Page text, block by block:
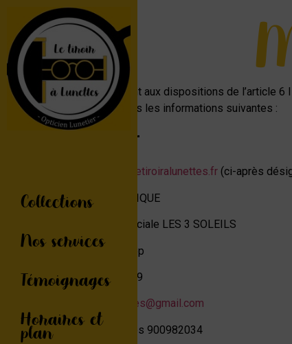
Collections
Nos services
Témoignages
Horaires et
plan
Conformément aux dispositions de l’article 6
connaissances les informations suivantes :
Editeur
www.letiroiralunettes.fr (ci-après
SARL LF OPTIQUE
Zone commerciale LES 3 SOLEILS
56890 Plescop
02 90 73 42 29
letiroiralunettes@gmail.com
RCS de Vannes 900982034